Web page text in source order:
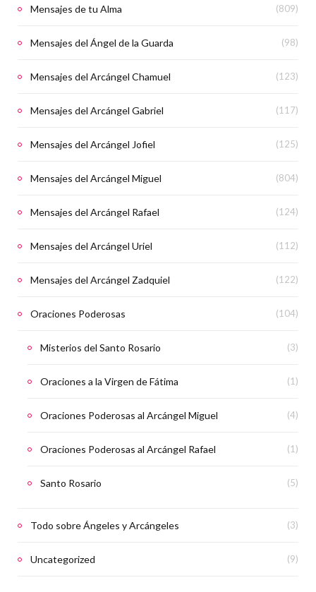
Mensajes de tu Alma (809)
Mensajes del Ángel de la Guarda (98)
Mensajes del Arcángel Chamuel (123)
Mensajes del Arcángel Gabriel (117)
Mensajes del Arcángel Jofiel (125)
Mensajes del Arcángel Miguel (804)
Mensajes del Arcángel Rafael (124)
Mensajes del Arcángel Uriel (112)
Mensajes del Arcángel Zadquiel (122)
Oraciones Poderosas (104)
Misterios del Santo Rosario (3)
Oraciones a la Virgen de Fátima (1)
Oraciones Poderosas al Arcángel Miguel (4)
Oraciones Poderosas al Arcángel Rafael (1)
Santo Rosario (5)
Todo sobre Ángeles y Arcángeles (3)
Uncategorized (9)